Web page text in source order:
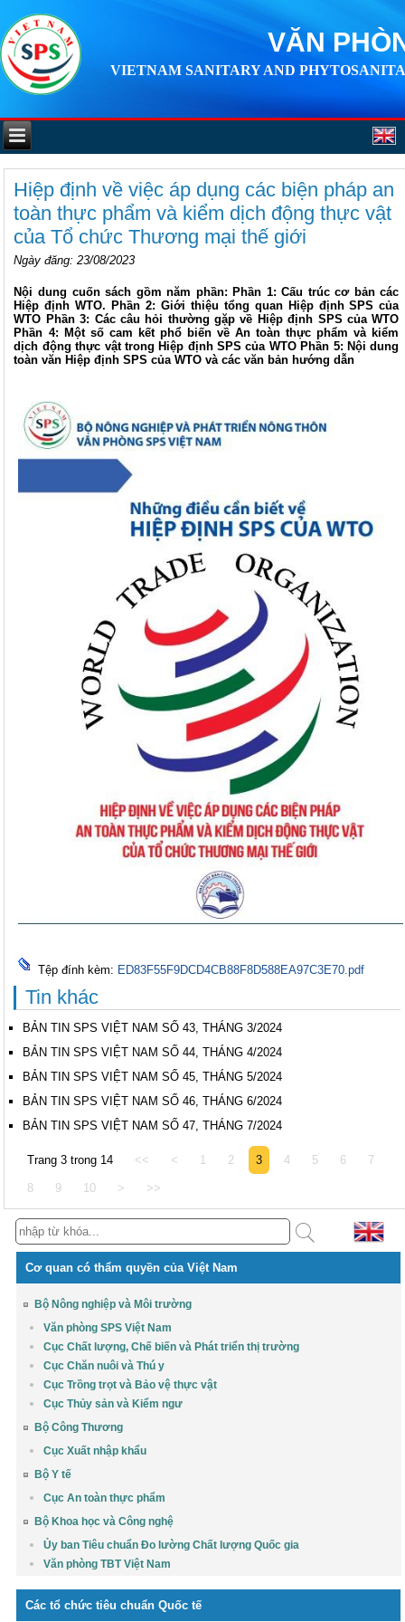
VĂN
VIETNAM SANITARY AND
Hiệp định về việc áp dụng các biện pháp an
toàn thực phẩm và kiểm dịch động thực vật
của Tổ chức Thương mại thế giới
Ngày đăng: 23/08/2023
Nội dung cuốn sách gồm năm phần: Phần 1: Cấu trúc cơ bản các
Hiệp định WTO. Phần 2: Giới thiệu tổng quan Hiệp định SPS của
WTO Phần 3: Các câu hỏi thường gặp về Hiệp định SPS của WTO
Phần 4: Một số cam kết phổ biến về An toàn thực phẩm và kiểm
dịch động thực vật trong Hiệp định SPS của WTO Phần 5: Nội dung
toàn văn Hiệp định SPS của WTO và các văn bản hướng dẫn
Tệp đính kèm: ED83F55F9DCD4CB88F8D588EA97C3E70.pdf
Tin khác
BẢN TIN SPS VIỆT NAM SỐ 43, THÁNG 3/2024
BẢN TIN SPS VIỆT NAM SỐ 44, THÁNG 4/2024
BẢN TIN SPS VIỆT NAM SỐ 45, THÁNG 5/2024
BẢN TIN SPS VIỆT NAM SỐ 46, THÁNG 6/2024
BẢN TIN SPS VIỆT NAM SỐ 47, THÁNG 7/2024
Trang 3 trong 14 << < 1 2 3 4 5 6 7
8 9 10 > >>
Cơ quan có thẩm quyền của Việt Nam
Bộ Nông nghiệp và Môi trường
Văn phòng SPS Việt Nam
Cục Chất lượng, Chế biến và Phát triển thị trường
Cục Chăn nuôi và Thú y
Cục Trồng trọt và Bảo vệ thực vật
Cục Thủy sản và Kiểm ngư
Bộ Công Thương
Cục Xuất nhập khẩu
Bộ Y tế
Cục An toàn thực phẩm
Bộ Khoa học và Công nghệ
Ủy ban Tiêu chuẩn Đo lường Chất lượng Quốc gia
Văn phòng TBT Việt Nam
Các tổ chức tiêu chuẩn Quốc tế